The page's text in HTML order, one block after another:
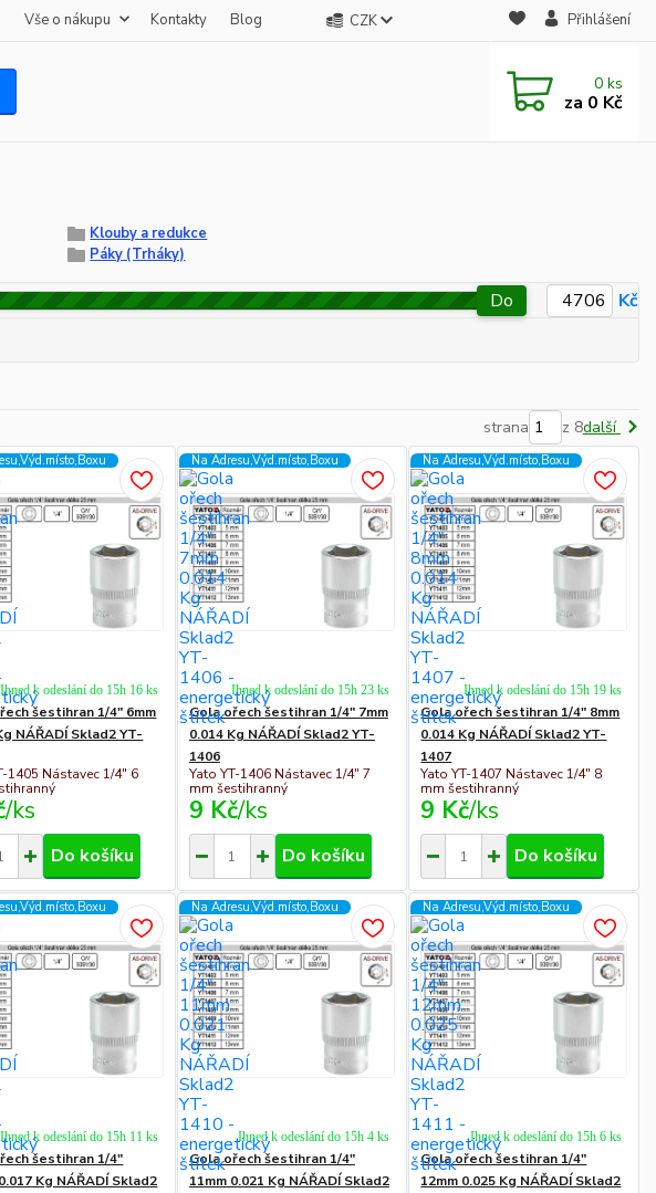
Vše o nákupu Kontakty Blog CZK Přihlášení
0 ks
za 0 Kč
Klouby a redukce
Páky (Trháky)
Do Kč
strana z 8další
šestihran 1/4" 6mm
NÁŘADÍ Sklad2 YT-
1405 Nástavec 1/4" 6
/ks
Ihned k odeslání do 15h 16 ks
Do košíku
Na Adresu,Výd.místo,Boxu
Gola ořech šestihran 1/4" 7mm
0.014 Kg NÁŘADÍ Sklad2 YT-
1406
Yato YT-1406 Nástavec 1/4" 7
mm šestihranný
9 Kč/ks
Ihned k odeslání do 15h 23 ks
Do košíku
Na Adresu,Výd.místo,Boxu
Gola ořech šestihran 1/4" 8mm
0.014 Kg NÁŘADÍ Sklad2 YT-
1407
Yato YT-1407 Nástavec 1/4" 8
mm šestihranný
9 Kč/ks
Ihned k odeslání do 15h 19 ks
Do košíku
šestihran 1/4"
Kg NÁŘADÍ Sklad2
Ihned k odeslání do 15h 11 ks
Na Adresu,Výd.místo,Boxu
Gola ořech šestihran 1/4"
11mm 0.021 Kg NÁŘADÍ Sklad2
Ihned k odeslání do 15h 4 ks
Na Adresu,Výd.místo,Boxu
Gola ořech šestihran 1/4"
12mm 0.025 Kg NÁŘADÍ Sklad2
Ihned k odeslání do 15h 6 ks